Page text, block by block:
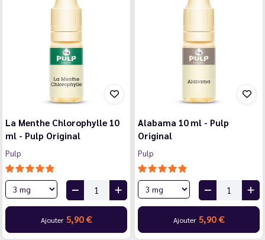
La Menthe Chlorophylle 10
ml - Pulp Original
Pulp
Ajouter 5,90 €
Alabama 10 ml - Pulp
Original
Pulp
Ajouter 5,90 €